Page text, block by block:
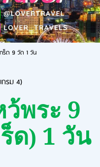
กร็ด 9 วัด 1 วัน
กรม 4)
ว้พระ 9
ด) 1 วัน